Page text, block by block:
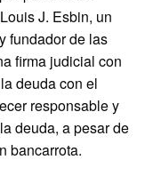
J. Esbin, un
fundador de las
firma judicial con
deuda con el
responsable y
deuda, a pesar de
bancarrota.